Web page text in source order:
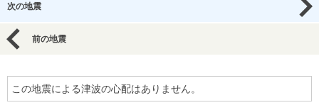
次の地震
前の地震
この地震による津波の心配はありません。